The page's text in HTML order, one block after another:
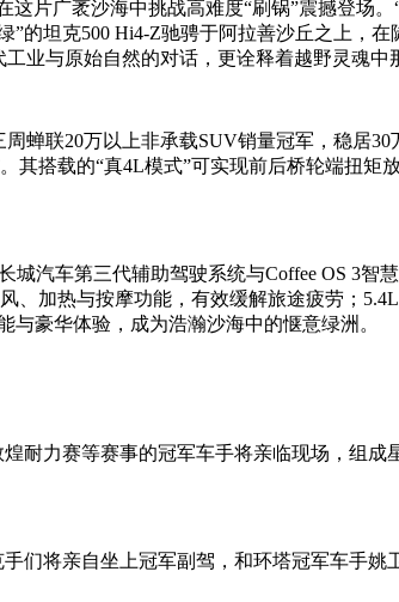
片广袤沙海中挑战高难度“刷锅”震撼登场
的坦克500 Hi4-Z驰骋于阿拉善沙丘之上，
与原始自然的对话，更诠释着越野灵魂中
蝉联20万以上非承载SUV销量冠军，稳居
其搭载的“真4L模式”可实现前后桥轮端扭
汽车第三代辅助驾驶系统与Coffee OS 3智
、加热与按摩功能，有效缓解旅途疲劳；
豪华体验，成为浩瀚沙海中的惬意绿洲。
耐力赛等赛事的冠军车手将亲临现场，组
们将亲自坐上冠军副驾，和环塔冠军车手